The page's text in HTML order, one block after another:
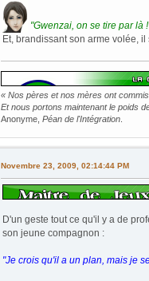
"Gwenzai, on se tire par là
Et, brandissant son arme volée,
« Nos pères et nos mères ont
Et nous portons maintenant le poids
Anonyme, Péan de l'Intégration
Novembre 23, 2009, 02:14:44 PM
D'un geste tout ce qu'il y a de
son jeune compagnon :
"Je crois qu'il a un plan, mais je